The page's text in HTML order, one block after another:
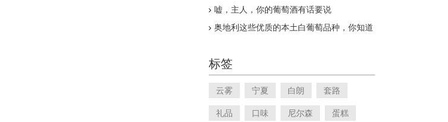
嘘，主人，你的葡萄酒有话要说
奥地利这些优质的本土白葡萄品种，你知道
标签
云雾 宁夏 白朗 套路
礼品 口味 尼尔森 蛋糕